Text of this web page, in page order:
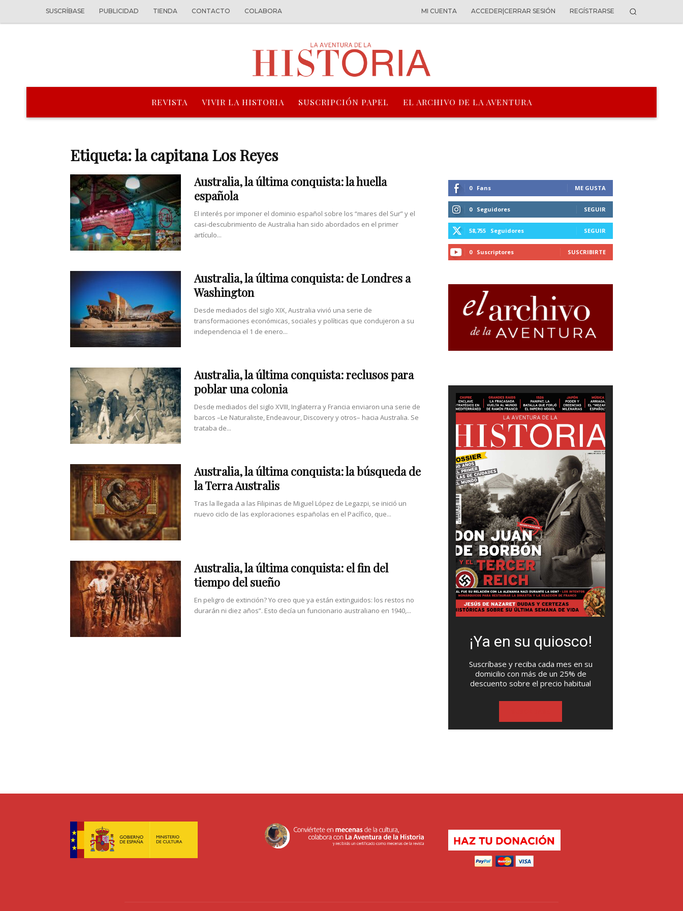
SUSCRÍBASE PUBLICIDAD TIENDA CONTACTO COLABORA MI CUENTA ACCEDER|CERRAR SESIÓN REGÍSTRARSE
REVISTA VIVIR LA HISTORIA SUSCRIPCIÓN PAPEL EL ARCHIVO DE LA AVENTURA
Etiqueta: la capitana Los Reyes
Australia, la última conquista: la huella
española
El interés por imponer el dominio español sobre los “mares del Sur” y el
casi-descubrimiento de Australia han sido abordados en el primer
artículo...
Australia, la última conquista: de Londres a
Washington
Desde mediados del siglo XIX, Australia vivió una serie de
transformaciones económicas, sociales y políticas que condujeron a su
independencia el 1 de enero...
Australia, la última conquista: reclusos para
poblar una colonia
Desde mediados del siglo XVIII, Inglaterra y Francia enviaron una serie de
barcos –Le Naturaliste, Endeavour, Discovery y otros– hacia Australia. Se
trataba de...
Australia, la última conquista: la búsqueda de
la Terra Australis
Tras la llegada a las Filipinas de Miguel López de Legazpi, se inició un
nuevo ciclo de las exploraciones españolas en el Pacífico, que...
Australia, la última conquista: el fin del
tiempo del sueño
En peligro de extinción? Yo creo que ya están extinguidos: los restos no
durarán ni diez años”. Esto decía un funcionario australiano en 1940,...
0 Fans ME GUSTA
0 Seguidores SEGUIR
58,755 Seguidores SEGUIR
0 Suscriptores SUSCRIBIRTE
¡Ya en su quiosco!
Suscríbase y reciba cada mes en su
domicilio con más de un 25% de
descuento sobre el precio habitual